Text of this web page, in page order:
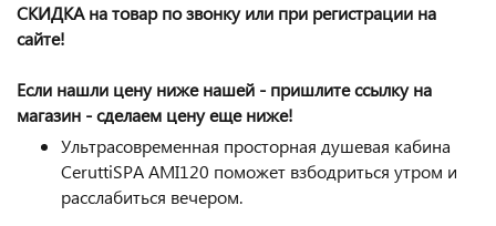
СКИДКА на товар по звонку или при регистрации на
сайте!
Если нашли цену ниже нашей - пришлите ссылку на
магазин - сделаем цену еще ниже!
Ультрасовременная просторная душевая кабина
CeruttiSPA AMI120 поможет взбодриться утром и
расслабиться вечером.